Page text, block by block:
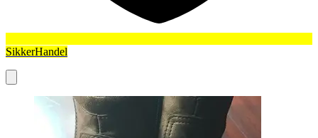
SikkerHandel